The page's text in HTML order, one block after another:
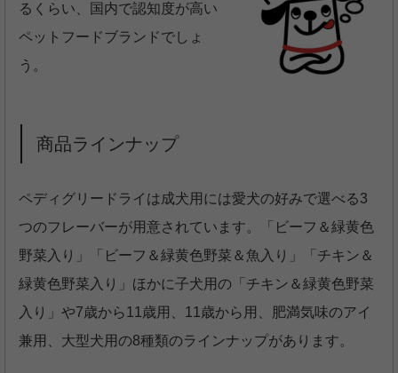
るくらい、国内で認知度が高い
ペットフードブランドでしょ
う。
商品ラインナップ
ペディグリードライは成犬用には愛犬の好みで選べる3
つのフレーバーが用意されています。「ビーフ＆緑黄色
野菜入り」「ビーフ＆緑黄色野菜＆魚入り」「チキン＆
緑黄色野菜入り」ほかに子犬用の「チキン＆緑黄色野菜
入り」や7歳から11歳用、11歳から用、肥満気味のアイ
兼用、大型犬用の8種類のラインナップがあります。